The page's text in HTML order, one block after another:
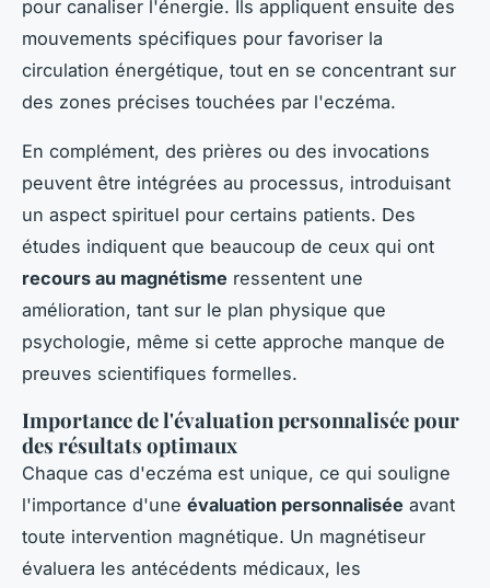
pour canaliser l'énergie. Ils appliquent ensuite des
mouvements spécifiques pour favoriser la
circulation énergétique, tout en se concentrant sur
des zones précises touchées par l'eczéma.
En complément, des prières ou des invocations
peuvent être intégrées au processus, introduisant
un aspect spirituel pour certains patients. Des
études indiquent que beaucoup de ceux qui ont
recours au magnétisme ressentent une
amélioration, tant sur le plan physique que
psychologie, même si cette approche manque de
preuves scientifiques formelles.
Importance de l'évaluation personnalisée pour
des résultats optimaux
Chaque cas d'eczéma est unique, ce qui souligne
l'importance d'une évaluation personnalisée avant
toute intervention magnétique. Un magnétiseur
évaluera les antécédents médicaux, les